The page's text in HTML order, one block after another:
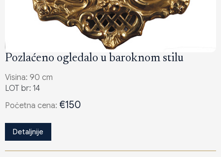
Pozlaćeno ogledalo u baroknom stilu
Visina: 90 cm
LOT br: 14
Poċetna cena: €150
Detaljnije